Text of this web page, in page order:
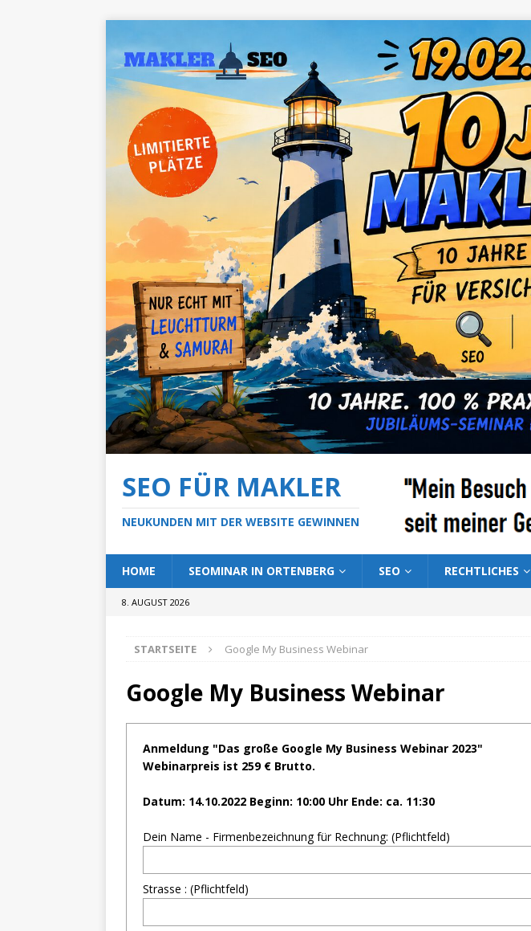
SEO FÜR MAKLER
NEUKUNDEN MIT DER WEBSITE GEWINNEN
HOME SEOMINAR IN ORTENBERG SEO RECHTLICHES
8. AUGUST 2026
STARTSEITE Google My Business Webinar
Google My Business Webinar
Anmeldung "Das große Google My Business Webinar 2023"
Webinarpreis ist 259 € Brutto.
Datum: 14.10.2022 Beginn: 10:00 Uhr Ende: ca. 11:30
Dein Name - Firmenbezeichnung für Rechnung: (Pflichtfeld)
Strasse : (Pflichtfeld)